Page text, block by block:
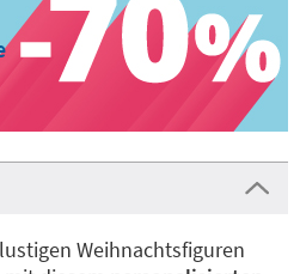
Weihnachtsfiguren